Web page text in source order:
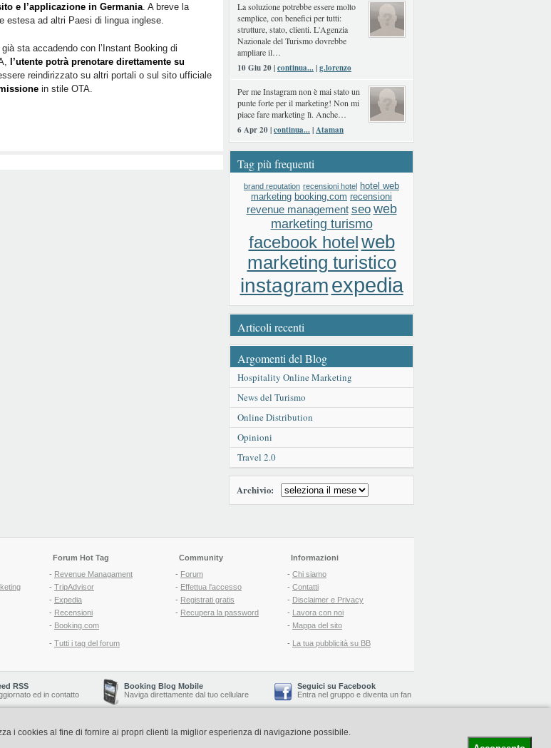
e l’applicazione in Germania. A breve la
estesa ad altri Paesi di lingua inglese.
sta accadendo con l’Instant Booking di
l’utente potrà prenotare direttamente su
reindirizzato su altri portali o sul sito ufficiale
in stile OTA.
La soluzione potrebbe essere molto
semplice, con benefici per tutti:
strutture, stato, clienti. L'Agenzia
Nazionale del Turismo dovrebbe
ampliare il…
10 Giu 20 |continua...|g.lorenzo
Per me Instagram non è mai stato un
punte forte per il marketing! Non mi
piace fare marketing lì. Anche…
6 Apr 20 |continua...|Ataman
Tag più frequenti
brand reputation recensioni hotel hotel web
marketing booking.com recensioni
revenue management seo web
marketing turismo
facebook hotelweb
marketing turistico
instagramexpedia
Articoli recenti
Argomenti del Blog
Hospitality Online Marketing
News del Turismo
Online Distribution
Opinioni
Travel 2.0
Archivio:
Forum Hot Tag
- Revenue Managament
- TripAdvisor
- Expedia
- Recensioni
- Booking.com
- Tutti i tag del forum
Community
- Forum
- Effettua l'accesso
- Registrati gratis
- Recupera la password
Informazioni
- Chi siamo
- Contatti
- Disclaimer e Privacy
- Lavora con noi
- Mappa del sito
- La tua pubblicità su BB
RSS
ed in contatto
Booking Blog Mobile
Naviga direttamente dal tuo cellulare
Seguici su Facebook
Entra nel gruppo e diventa un fan
Copyright © 2006-2026 QNT S.r.l. Socio Unico -www.qnt.it-Booking Blog™ -Il blog del Web Marketing Turistico
i cookies al fine di fornire ai propri clienti la miglior esperienza di navigazione possibile.